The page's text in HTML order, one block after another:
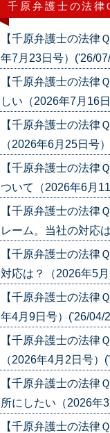
千原弁護士の法
【千原弁護士の法
年7月23日号）('26/
【千原弁護士の法
しい（2026年7月16
【千原弁護士の法
（2026年6月25日号
【千原弁護士の法
ついて（2026年6月
【千原弁護士の法
レーム。当社の対応
【千原弁護士の法
対応は？（2026年5
【千原弁護士の法
年4月9日号）('26/04/
【千原弁護士の法
（2026年4月2日号）
【千原弁護士の法
所にしたい（2026年
【千原弁護士の法